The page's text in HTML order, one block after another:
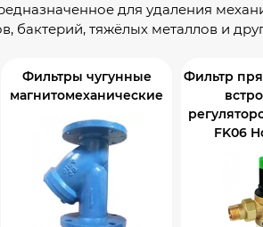
для удаления
бактерий, тяжёлых металлов и
Фильтры чугунные
магнитомеханические
Фильтр
FK06